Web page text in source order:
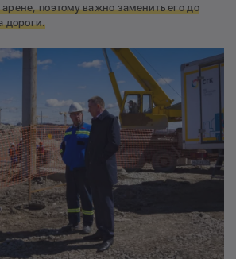
поэтому важно заменить его до
дороги.